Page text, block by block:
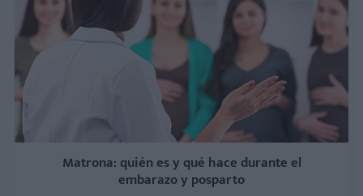
Matrona: quién es y qué hace durante el
embarazo y posparto